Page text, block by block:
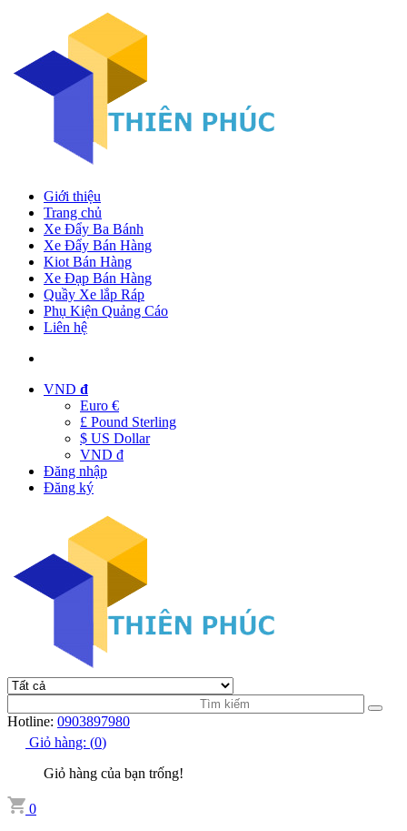
Giới thiệu
Trang chủ
Xe Đẩy Ba Bánh
Xe Đẩy Bán Hàng
Kiot Bán Hàng
Xe Đạp Bán Hàng
Quầy Xe lắp Ráp
Phụ Kiện Quảng Cáo
Liên hệ
VND đ
Euro €
£ Pound Sterling
$ US Dollar
VND đ
Đăng nhập
Đăng ký
Hotline: 0903897980
Giỏ hàng: (0)
Giỏ hàng của bạn trống!
0